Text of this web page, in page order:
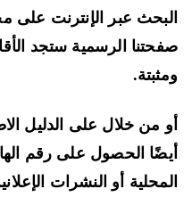
عبر الإنترنت على
الرسمية ستجد
من خلال على الدليل
الحصول على رقم الهاتف
أو النشرات